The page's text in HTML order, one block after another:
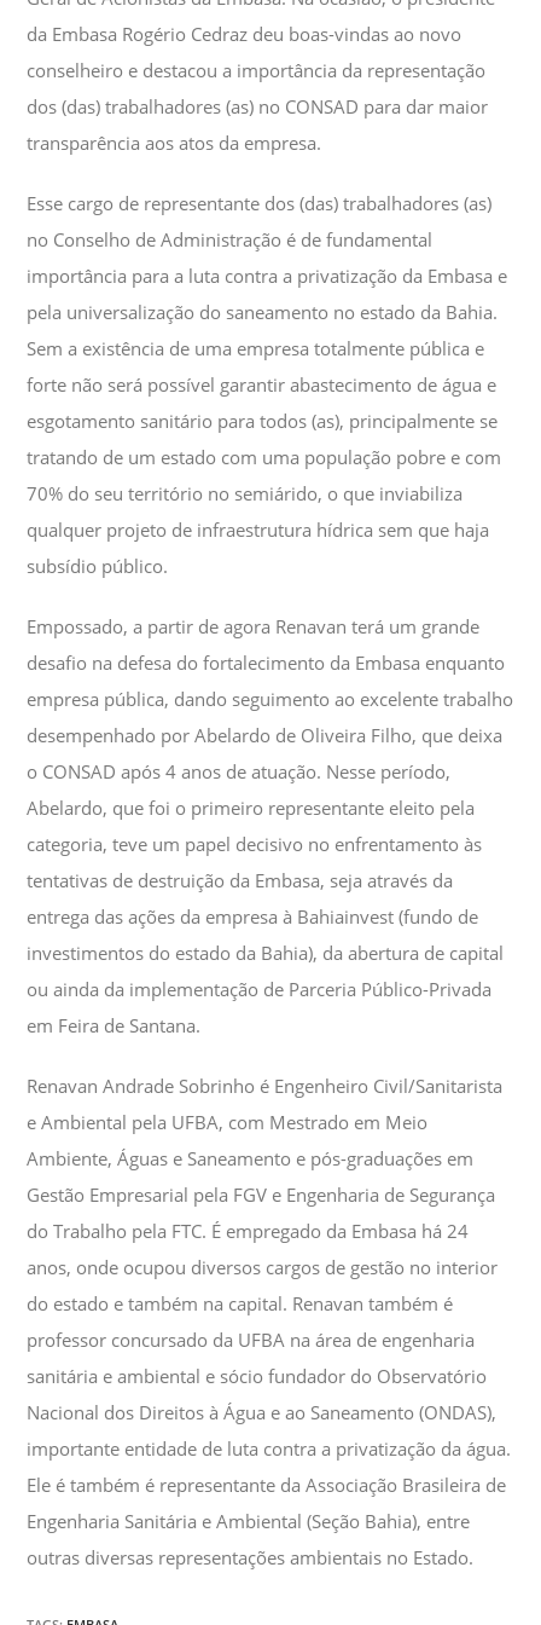
da Embasa Rogério Cedraz deu boas-vindas ao novo
conselheiro e destacou a importância da representação
dos (das) trabalhadores (as) no CONSAD para dar maior
transparência aos atos da empresa.
Esse cargo de representante dos (das) trabalhadores (as)
no Conselho de Administração é de fundamental
importância para a luta contra a privatização da Embasa e
pela universalização do saneamento no estado da Bahia.
Sem a existência de uma empresa totalmente pública e
forte não será possível garantir abastecimento de água e
esgotamento sanitário para todos (as), principalmente se
tratando de um estado com uma população pobre e com
70% do seu território no semiárido, o que inviabiliza
qualquer projeto de infraestrutura hídrica sem que haja
subsídio público.
Empossado, a partir de agora Renavan terá um grande
desafio na defesa do fortalecimento da Embasa enquanto
empresa pública, dando seguimento ao excelente trabalho
desempenhado por Abelardo de Oliveira Filho, que deixa
o CONSAD após 4 anos de atuação. Nesse período,
Abelardo, que foi o primeiro representante eleito pela
categoria, teve um papel decisivo no enfrentamento às
tentativas de destruição da Embasa, seja através da
entrega das ações da empresa à Bahiainvest (fundo de
investimentos do estado da Bahia), da abertura de capital
ou ainda da implementação de Parceria Público-Privada
em Feira de Santana.
Renavan Andrade Sobrinho é Engenheiro Civil/Sanitarista
e Ambiental pela UFBA, com Mestrado em Meio
Ambiente, Águas e Saneamento e pós-graduações em
Gestão Empresarial pela FGV e Engenharia de Segurança
do Trabalho pela FTC. É empregado da Embasa há 24
anos, onde ocupou diversos cargos de gestão no interior
do estado e também na capital. Renavan também é
professor concursado da UFBA na área de engenharia
sanitária e ambiental e sócio fundador do Observatório
Nacional dos Direitos à Água e ao Saneamento (ONDAS),
importante entidade de luta contra a privatização da água.
Ele é também é representante da Associação Brasileira de
Engenharia Sanitária e Ambiental (Seção Bahia), entre
outras diversas representações ambientais no Estado.